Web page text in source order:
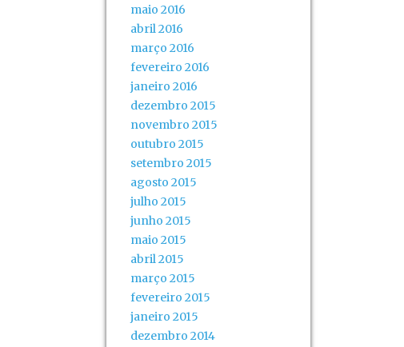
maio 2016
abril 2016
março 2016
fevereiro 2016
janeiro 2016
dezembro 2015
novembro 2015
outubro 2015
setembro 2015
agosto 2015
julho 2015
junho 2015
maio 2015
abril 2015
março 2015
fevereiro 2015
janeiro 2015
dezembro 2014